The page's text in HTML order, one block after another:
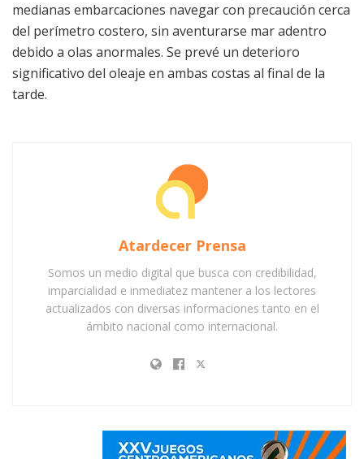
medianas embarcaciones navegar con precaución cerca
del perímetro costero, sin aventurarse mar adentro
debido a olas anormales. Se prevé un deterioro
significativo del oleaje en ambas costas al final de la
tarde.
Atardecer Prensa
Somos un medio digital que busca con credibilidad,
imparcialidad e inmediatez mantener a los lectores
actualizados con diversas informaciones tanto en el
ámbito nacional como internacional.